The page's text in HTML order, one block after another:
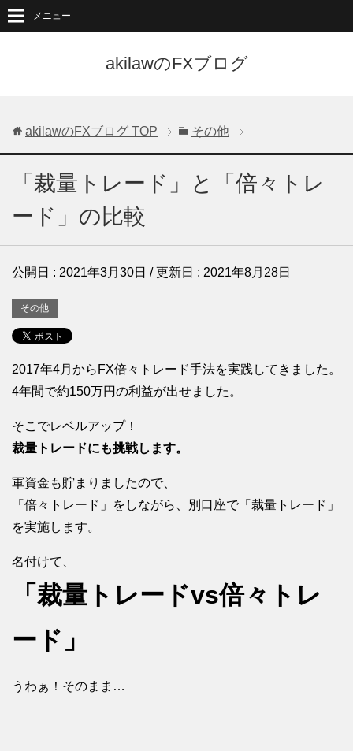
akilawのFXブログ
メニュー
akilawのFXブログ TOP その他
「裁量トレード」と「倍々トレ
ード」の比較
公開日 : 2021年3月30日 / 更新日 : 2021年8月28日
その他
2017年4月からFX倍々トレード手法を実践してきました。
4年間で約150万円の利益が出せました。
そこでレベルアップ！
裁量トレードにも挑戦します。
軍資金も貯まりましたので、
「倍々トレード」をしながら、別口座で「裁量トレード」
を実施します。
名付けて、
「裁量トレードvs倍々トレ
ード」
うわぁ！そのまま…